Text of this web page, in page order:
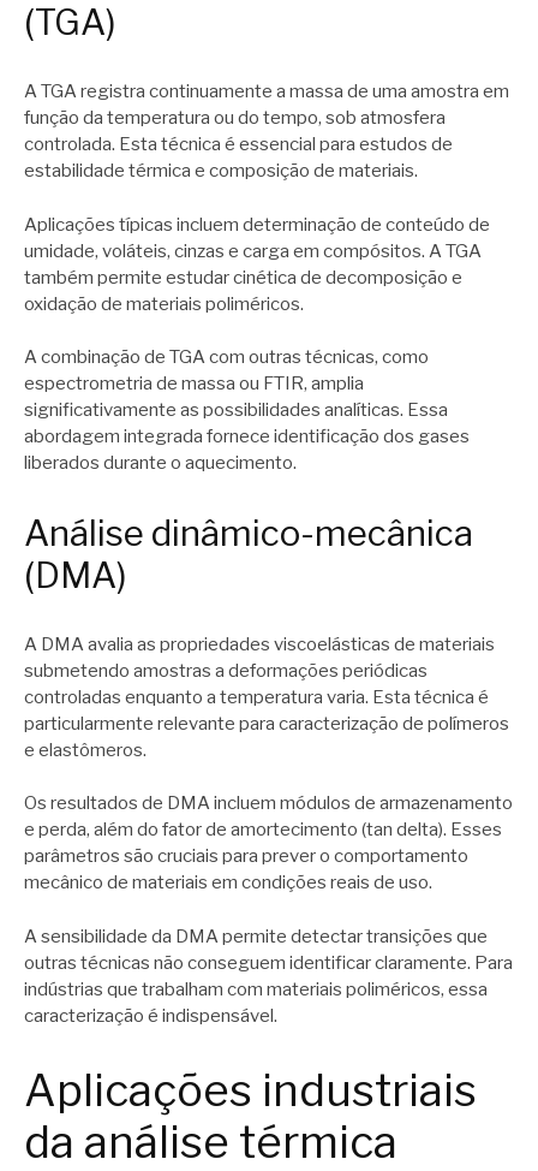
(TGA)
A TGA registra continuamente a massa de uma amostra em
função da temperatura ou do tempo, sob atmosfera
controlada. Esta técnica é essencial para estudos de
estabilidade térmica e composição de materiais.
Aplicações típicas incluem determinação de conteúdo de
umidade, voláteis, cinzas e carga em compósitos. A TGA
também permite estudar cinética de decomposição e
oxidação de materiais poliméricos.
A combinação de TGA com outras técnicas, como
espectrometria de massa ou FTIR, amplia
significativamente as possibilidades analíticas. Essa
abordagem integrada fornece identificação dos gases
liberados durante o aquecimento.
Análise dinâmico-mecânica
(DMA)
A DMA avalia as propriedades viscoelásticas de materiais
submetendo amostras a deformações periódicas
controladas enquanto a temperatura varia. Esta técnica é
particularmente relevante para caracterização de polímeros
e elastômeros.
Os resultados de DMA incluem módulos de armazenamento
e perda, além do fator de amortecimento (tan delta). Esses
parâmetros são cruciais para prever o comportamento
mecânico de materiais em condições reais de uso.
A sensibilidade da DMA permite detectar transições que
outras técnicas não conseguem identificar claramente. Para
indústrias que trabalham com materiais poliméricos, essa
caracterização é indispensável.
Aplicações industriais
da análise térmica